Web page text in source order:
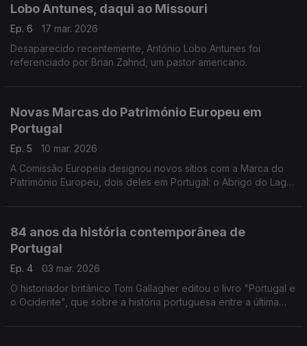
Lobo Antunes, daqui ao Missouri
Ep. 6
17 mar. 2026
Desaparecido recentemente, António Lobo Antunes foi
referenciado por Brian Zahnd, um pastor americano.
Novas Marcas do Património Europeu em
Portugal
Ep. 5
10 mar. 2026
A Comissão Europeia designou novos sítios com a Marca do
Património Europeu, dois deles em Portugal: o Abrigo do Lagar
84 anos da história contemporânea de
Portugal
Ep. 4
03 mar. 2026
O historiador britânico Tom Gallagher editou o livro "Portugal e
o Ocidente", que sobre a história portuguesa entre a última